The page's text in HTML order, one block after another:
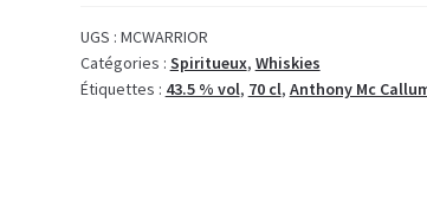
MCCALLUM
MCWARRIOR
UGS : MCWARRIOR
Catégories : Spiritueux, Whiskies
Étiquettes : 43.5 % vol, 70 cl, Anthony Mc